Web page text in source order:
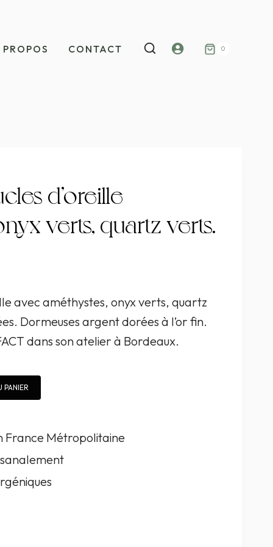
CONTACT
Mon
0
d’oreille
verts, quartz verts.
avec améthystes, onyx verts, quartz
Dormeuses argent dorées à l’or fin.
dans son atelier à Bordeaux.
PANIER
France Métropolitaine